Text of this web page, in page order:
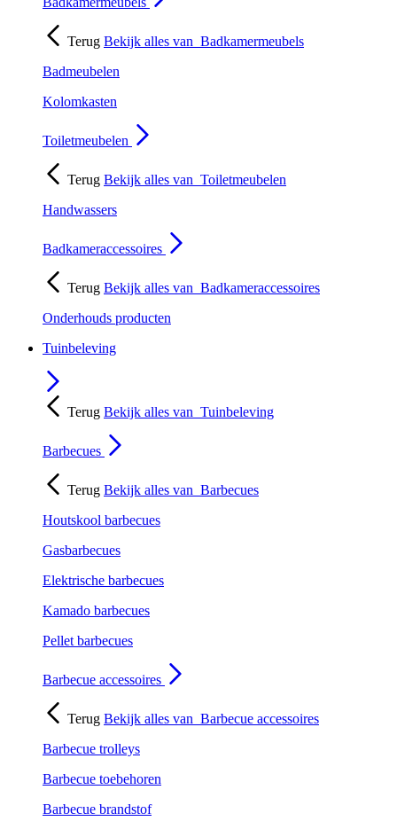
Terug Bekijk alles van Badkamermeubels
Badmeubelen
Kolomkasten
Toiletmeubelen
Terug Bekijk alles van Toiletmeubelen
Handwassers
Badkameraccessoires
Terug Bekijk alles van Badkameraccessoires
Onderhouds producten
Tuinbeleving
Terug Bekijk alles van Tuinbeleving
Barbecues
Terug Bekijk alles van Barbecues
Houtskool barbecues
Gasbarbecues
Elektrische barbecues
Kamado barbecues
Pellet barbecues
Barbecue accessoires
Terug Bekijk alles van Barbecue accessoires
Barbecue trolleys
Barbecue toebehoren
Barbecue brandstof